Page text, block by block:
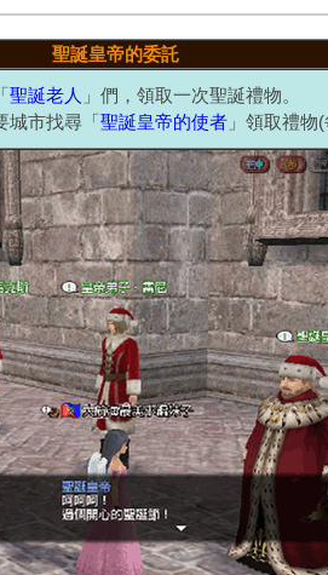
聖誕皇帝的委託
聖誕老人 」們，領取一次聖誕禮物。
城市找尋「聖誕皇帝的使者 」領取禮物